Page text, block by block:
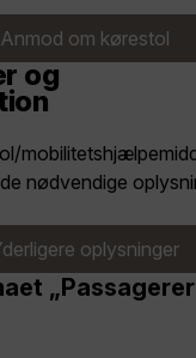
Anmod om kørestol
og
nødvendige
oplysninger